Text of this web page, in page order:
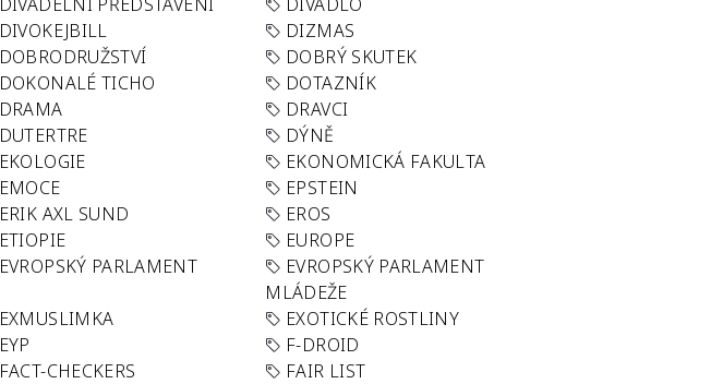
DIVOKEJBILL
DIZMAS
DOBRODRUŽSTVÍ
DOBRÝ SKUTEK
DOKONALÉ TICHO
DOTAZNÍK
DRAMA
DRAVCI
DUTERTRE
DÝNĚ
EKOLOGIE
EKONOMICKÁ FAKULTA
EMOCE
EPSTEIN
ERIK AXL SUND
EROS
ETIOPIE
EUROPE
EVROPSKÝ PARLAMENT
EVROPSKÝ PARLAMENT
MLÁDEŽE
EXMUSLIMKA
EXOTICKÉ ROSTLINY
EYP
F-DROID
FACT-CHECKERS
FAIR LIST